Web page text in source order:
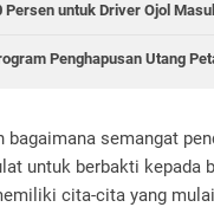
untuk Driver Ojol
Penghapusan Utang
semangat
untuk berbakti kepada
cita-cita yang